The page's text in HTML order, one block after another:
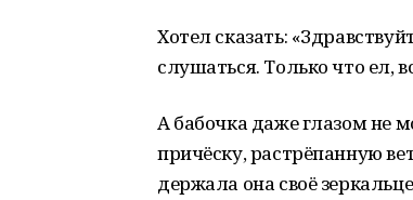
Хотел сказать:
слушаться. Только что ел,
А бабочка даже глазом не
причёску, растрёпанную
держала она своё